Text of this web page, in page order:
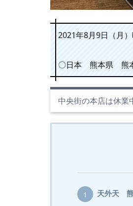
2021年8月9日（月
〇日本 熊本県 熊
中央街の本店は休業
1 天外天 熊